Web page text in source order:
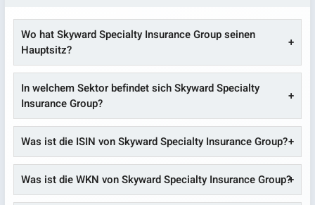
Wo hat Skyward Specialty Insurance Group seinen
Hauptsitz?
In welchem Sektor befindet sich Skyward Specialty
Insurance Group?
Was ist die ISIN von Skyward Specialty Insurance Group?
Was ist die WKN von Skyward Specialty Insurance Group?